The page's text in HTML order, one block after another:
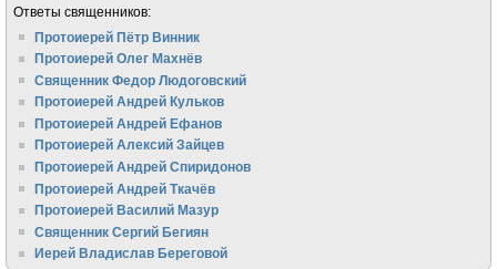
Ответы священников:
Протоиерей Пётр Винник
Протоиерей Олег Махнёв
Священник Федор Людоговский
Протоиерей Андрей Кульков
Протоиерей Андрей Ефанов
Протоиерей Алексий Зайцев
Протоиерей Андрей Спиридонов
Протоиерей Андрей Ткачёв
Протоиерей Василий Мазур
Священник Сергий Бегиян
Иерей Владислав Береговой